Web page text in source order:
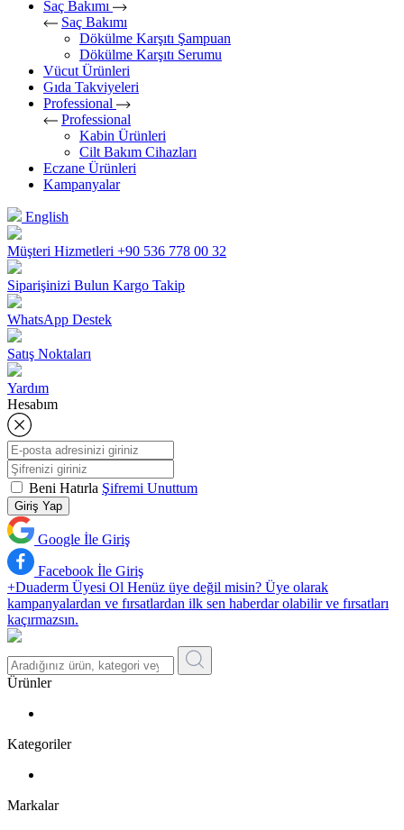
Saç Bakımı
Saç Bakımı
Dökülme Karşıtı Şampuan
Dökülme Karşıtı Serumu
Vücut Ürünleri
Gıda Takviyeleri
Professional
Professional
Kabin Ürünleri
Cilt Bakım Cihazları
Eczane Ürünleri
Kampanyalar
English
Müşteri Hizmetleri +90 536 778 00 32
Siparişinizi Bulun Kargo Takip
WhatsApp Destek
Satış Noktaları
Yardım
Hesabım
Beni Hatırla Şifremi Unuttum
Giriş Yap
Google İle Giriş
Facebook İle Giriş
+Duaderm Üyesi Ol Henüz üye değil misin? Üye olarak
kampanyalardan ve fırsatlardan ilk sen haberdar olabilir ve fırsatları
kaçırmazsın.
Ürünler
Kategoriler
Markalar